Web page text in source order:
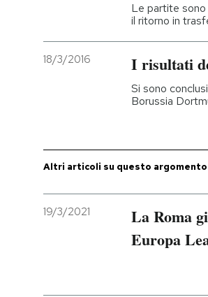
Economia
Media
Le partite
il ritorno in
18/3/2016 I risultati
Si sono
Borussia
Altri articoli su questo argomento
19/3/2021
La Roma
Europa